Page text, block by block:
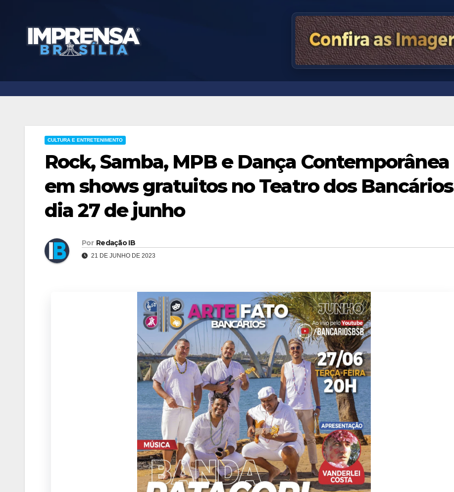
CULTURA E ENTRETENIMENTO
Rock, Samba, MPB e Dança Contemporânea
em shows gratuitos no Teatro dos Bancários
dia 27 de junho
Por Redação IB
21 DE JUNHO DE 2023